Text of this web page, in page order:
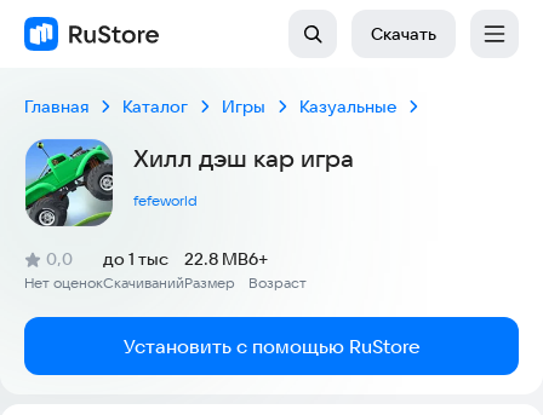
Скачать
Главная Каталог Игры Казуальные
Хилл дэш кар игра
fefeworld
Рейтинг:
0,0
(
Нет оценок
)
Скачиваний
до 1 тыс
Размер
22.8 MB
Возраст
6+
Установить с помощью RuStore